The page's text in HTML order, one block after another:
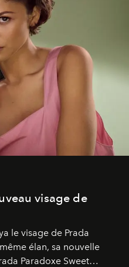
visage de
le visage de Prada
élan, sa nouvelle
Paradoxe Sweet